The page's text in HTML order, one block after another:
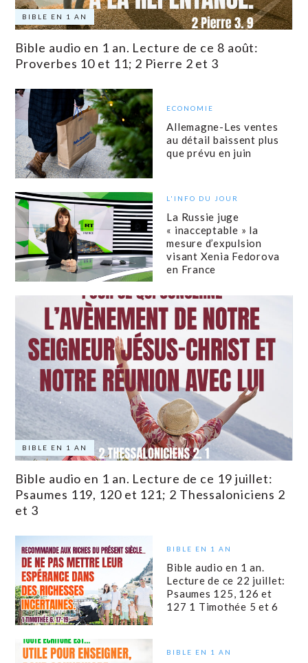
BIBLE EN 1 AN
Bible audio en 1 an. Lecture de ce 8 août:
Proverbes 10 et 11; 2 Pierre 2 et 3
ECONOMIE
Allemagne-Les ventes
au détail baissent plus
que prévu en juin
L'INFO DU JOUR
La Russie juge
« inacceptable » la
mesure d’expulsion
visant Xenia Fedorova
en France
BIBLE EN 1 AN
Bible audio en 1 an. Lecture de ce 19 juillet:
Psaumes 119, 120 et 121; 2 Thessaloniciens 2
et 3
BIBLE EN 1 AN
Bible audio en 1 an.
Lecture de ce 22 juillet:
Psaumes 125, 126 et
127 1 Timothée 5 et 6
BIBLE EN 1 AN